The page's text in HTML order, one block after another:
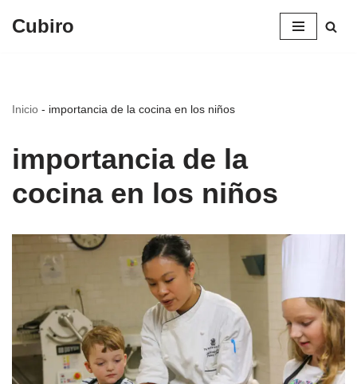
Cubiro
Inicio - importancia de la cocina en los niños
importancia de la
cocina en los niños